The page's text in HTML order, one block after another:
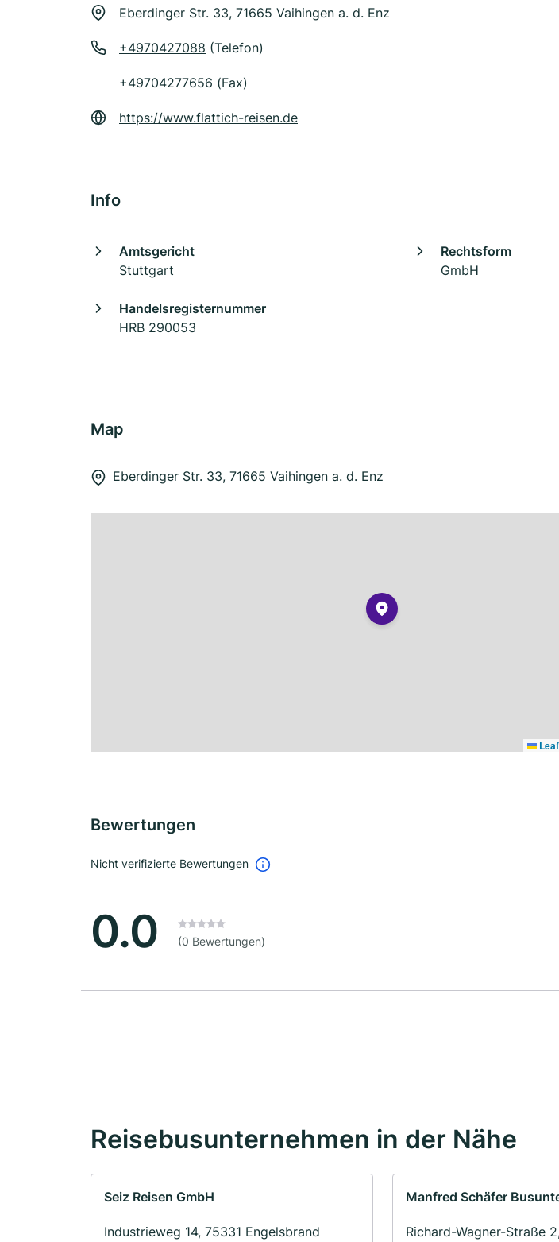
Eberdinger Str. 33, 71665 Vaihingen a. d. Enz
+4970427088 (Telefon)
+49704277656 (Fax)
https://www.flattich-reisen.de
Info
Amtsgericht
Stuttgart
Rechtsform
GmbH
Handelsregisternummer
HRB 290053
Map
Eberdinger Str. 33, 71665 Vaihingen a. d. Enz
Bewertungen
Nicht verifizierte Bewertungen
0.0 (0 Bewertungen)
Reisebusunternehmen in der Nähe
Seiz Reisen GmbH
Industrieweg 14, 75331 Engelsbrand
Manfred Schäfer
Richard-Wagner-Straße